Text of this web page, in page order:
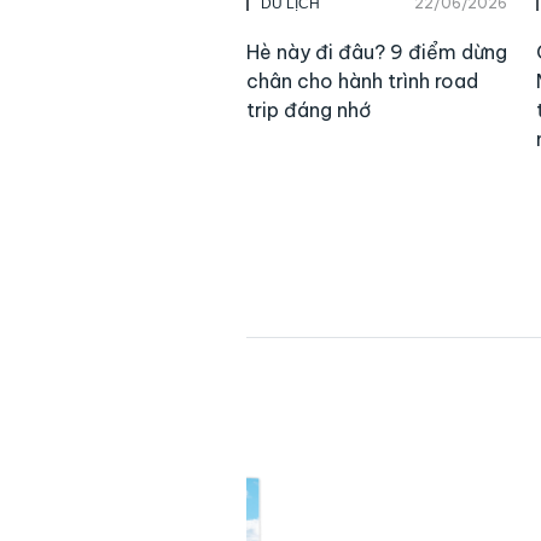
Hè này đi đâu? 9 điểm dừng
chân cho hành trình road
trip đáng nhớ